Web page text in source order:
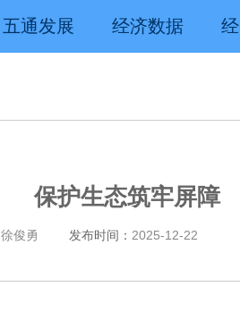
五通发展 经济数据
保护生态筑牢屏障
徐俊勇 发布时间： 2025-12-22